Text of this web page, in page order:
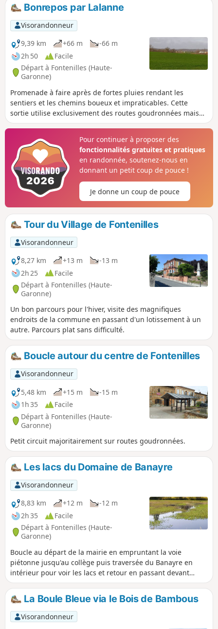
Bonrepos par Lalanne
Visorandonneur
9,39 km
+66 m
-66 m
2h 50
Facile
Départ à Fontenilles (Haute-
Garonne)
Promenade à faire après de fortes pluies rendant les
sentiers et les chemins boueux et impraticables. Cette
sortie utilise exclusivement des routes goudronnées mais
peu fréquentées pour la plupart.
Pour continuer à proposer des
fonctionnalités gratuites et pratiques
en randonnée, soutenez-nous en
donnant un petit coup de pouce !
Je donne un coup de pouce
Tour du Village de Fontenilles
Visorandonneur
8,27 km
+13 m
-13 m
2h 25
Facile
Départ à Fontenilles (Haute-
Garonne)
Un bon parcours pour l'hiver, visite des magnifiques
endroits de la commune en passant d'un lotissement à un
autre. Parcours plat sans difficulté.
Boucle autour du centre de Fontenilles
Visorandonneur
5,48 km
+15 m
-15 m
1h 35
Facile
Départ à Fontenilles (Haute-
Garonne)
Petit circuit majoritairement sur routes goudronnées.
Les lacs du Domaine de Banayre
Visorandonneur
8,83 km
+12 m
-12 m
2h 35
Facile
Départ à Fontenilles (Haute-
Garonne)
Boucle au départ de la mairie en empruntant la voie
piétonne jusqu'au collège puis traversée du Banayre en
intérieur pour voir les lacs et retour en passant devant
château et le chemin des Starguets.
La Boule Bleue via le Bois de Bambous
Visorandonneur